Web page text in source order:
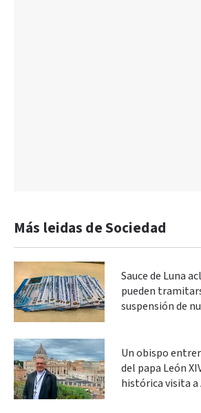
Más leidas de Sociedad
Sauce de Luna
pueden
suspensión de
Un obispo
del papa León
histórica visita